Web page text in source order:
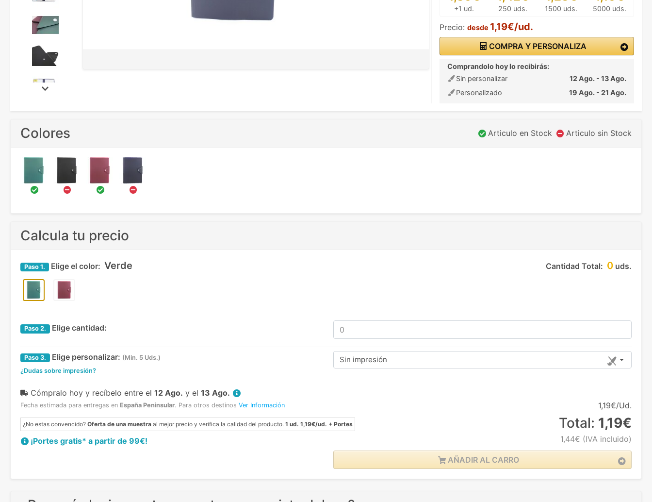
+1 ud. 250 uds. 1500 uds. 5000 uds.
Precio: desde 1,19€/ud.
COMPRA Y PERSONALIZA
Comprandolo hoy lo recibirás:
Sin personalizar
12 Ago. - 13 Ago.
Personalizado
19 Ago. - 21 Ago.
Colores Articulo en Stock Articulo sin Stock
Calcula tu precio
Cantidad Total: 0 uds.
Paso 1. Elige el color: Verde
Paso 2. Elige cantidad:
Paso 3. Elige personalizar: (Min. 5 Uds.)
¿Dudas sobre impresión?
Sin impresión
Cómpralo hoy y recíbelo entre el 12 Ago. y el 13 Ago.
Fecha estimada para entregas en España Peninsular. Para otros destinos Ver Información
¿No estas convencido? Oferta de una muestra al mejor precio y verifica la calidad del producto. 1 ud. 1,19€/ud. + Portes
¡Portes gratis* a partir de 99€!
1,19€/Ud.
Total: 1,19€
1,44€ (IVA incluido)
AÑADIR AL CARRO